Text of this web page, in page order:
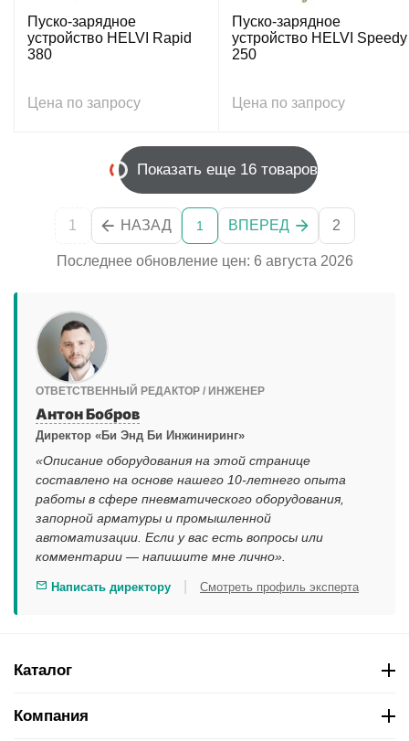
Пуско-зарядное
устройство HELVI Rapid
380
Цена по запросу
Пуско-зарядное
устройство HELVI Speedy
250
Цена по запросу
Показать еще 16 товаров
1 НАЗАД 1 ВПЕРЕД 2
Последнее обновление цен: 6 августа 2026
ОТВЕТСТВЕННЫЙ РЕДАКТОР / ИНЖЕНЕР
Антон Бобров
Директор «Би Энд Би Инжиниринг»
«Описание оборудования на этой странице
составлено на основе нашего 10-летнего опыта
работы в сфере пневматического оборудования,
запорной арматуры и промышленной
автоматизации. Если у вас есть вопросы или
комментарии — напишите мне лично».
Написать директору Смотреть профиль эксперта
Каталог
Компания